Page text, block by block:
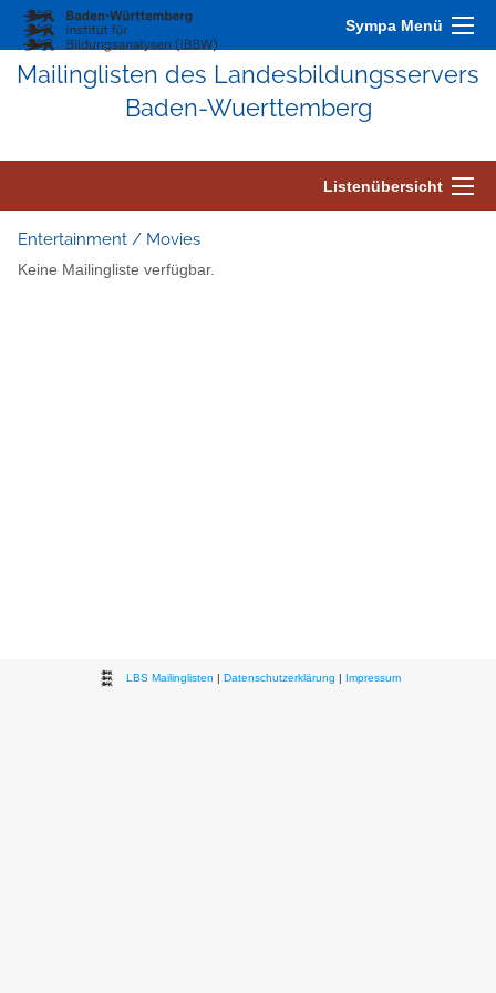
Sympa Menü
Mailinglisten des Landesbildungsservers
Baden-Wuerttemberg
Listenübersicht
Entertainment / Movies
Keine Mailingliste verfügbar.
LBS Mailinglisten | Datenschutzerklärung | Impressum